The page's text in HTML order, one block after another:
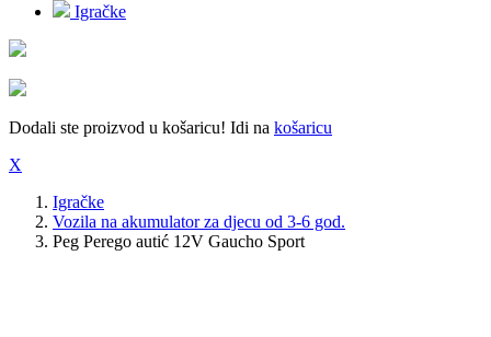
Igračke
Dodali ste proizvod u košaricu! Idi na košaricu
X
Igračke
Vozila na akumulator za djecu od 3-6 god.
Peg Perego autić 12V Gaucho Sport